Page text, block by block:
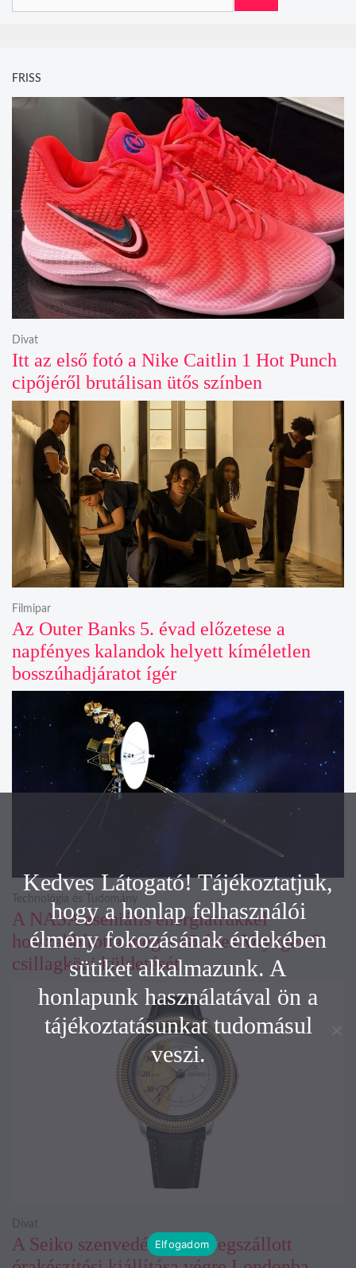
FRISS
Itt az első fotó a Nike Caitlin 1 Hot Punch
cipőjéről brutálisan ütős színben
Divat
Az Outer Banks 5. évad előzetese a
napfényes kalandok helyett kíméletlen
bosszúhadjáratot ígér
Filmipar
A NASA zseniális energiatrükkel
hosszabbította meg a 48 éves Voyager-2
csillagközi küldetését
Technológia és Tudomány
A Seiko szenvedélyesen megszállott
Divat
Kedves Látogató! Tájékoztatjuk,
hogy a honlap felhasználói
élmény fokozásának érdekében
sütiket alkalmazunk. A
honlapunk használatával ön a
tájékoztatásunkat tudomásul
veszi.
Elfogadom